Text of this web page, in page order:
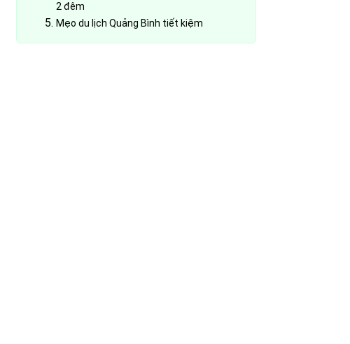
Khám phá Rú Chá – Đầm Chuồn:
Du lịch sinh thái hấp dẫn xứ Huế
05/08/2026
2 đêm
Mẹo du lịch Quảng Bình tiết kiệm